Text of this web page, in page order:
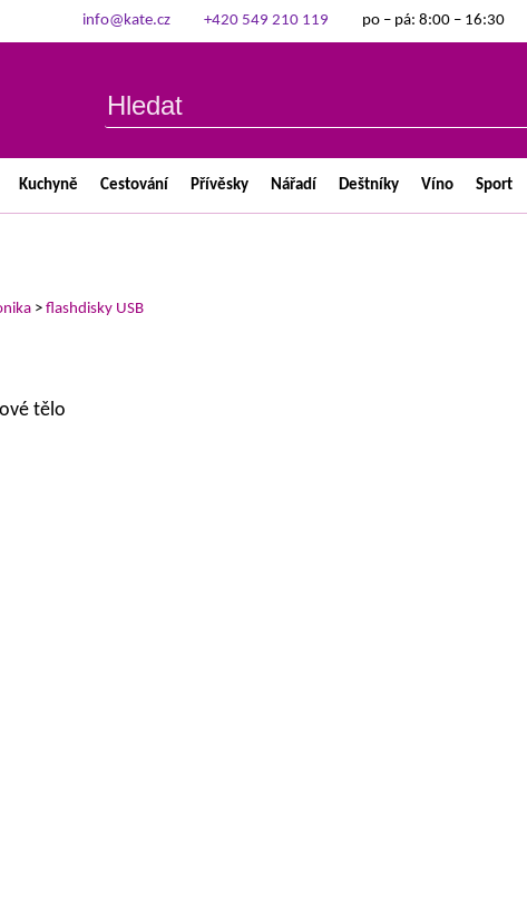
info@kate.cz +420 549 210 119 po – pá: 8:00 – 16:30
Kuchyně Cestování Přívěsky Nářadí Deštníky Víno Sport
> flashdisky USB
tělo